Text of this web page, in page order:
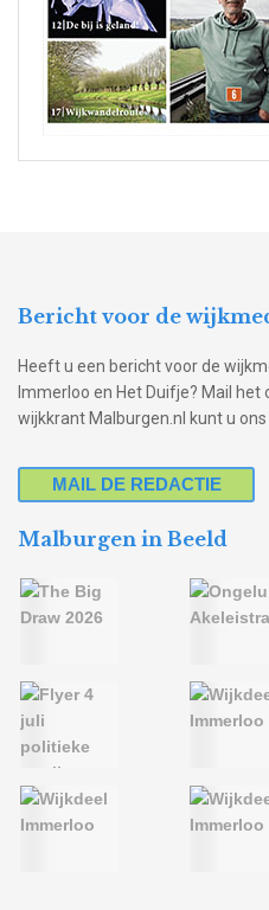
Bericht voor de
Heeft u een bericht voor de
Immerloo en Het Duifje? Mail het
wijkkrant Malburgen.nl kunt u ons
MAIL DE REDACTIE
Malburgen in Beeld